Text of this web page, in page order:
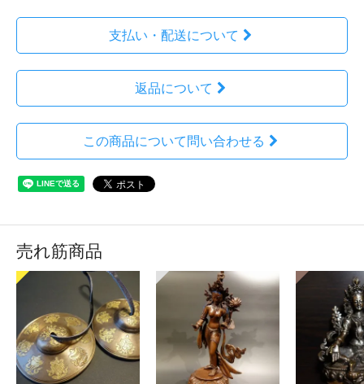
支払い・配送について
返品について
この商品について問い合わせる
売れ筋商品